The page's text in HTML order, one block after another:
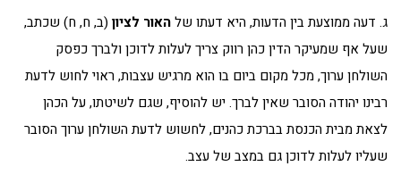
ג. דעה ממוצעת בין הדעות, היא דעתו שלהאור לציון (ב, ח, ח) שכתב,
שעל אף שמעיקר הדין כהן רווק צריך לעלות לדוכן ולברך כפסק
השולחן ערוך, מכל מקום ביום בו הוא מרגיש עצבות, ראוי לחוש לדעת
רבינו יהודה הסובר שאין לברך. יש להוסיף, שגם לשיטתו, על הכהן
לצאת מבית הכנסת בברכת כהנים, לחשוש לדעת השולחן ערוך הסובר
שעליו לעלות לדוכן גם במצב של עצב.